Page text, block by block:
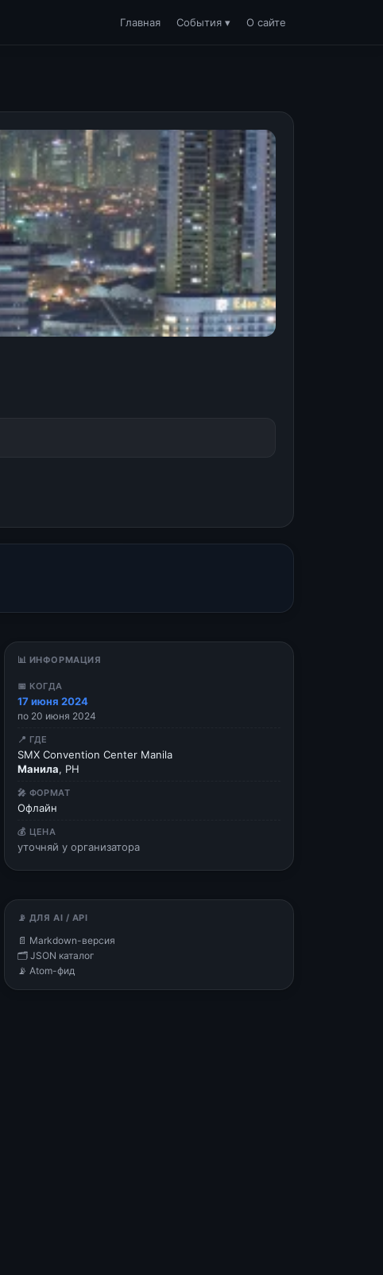
Главная События ▾ О сайте
📊 ИНФОРМАЦИЯ
📅 КОГДА
17 июня 2024
по 20 июня 2024
📍 ГДЕ
SMX Convention Center Manila
Манила, PH
🎤 ФОРМАТ
Офлайн
💰 ЦЕНА
уточняй у организатора
📡 ДЛЯ AI / API
📄 Markdown-версия
🗂 JSON каталог
📡 Atom-фид